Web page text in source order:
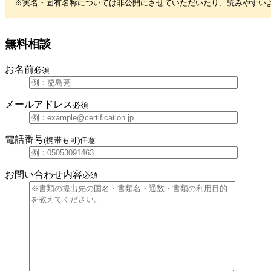
※実名・固有名称については非公開にさせていただいたり、読みやすい
無料相談
お名前必須
メールアドレス 必須
電話番号(携帯も可)任意
お問い合わせ内容必須